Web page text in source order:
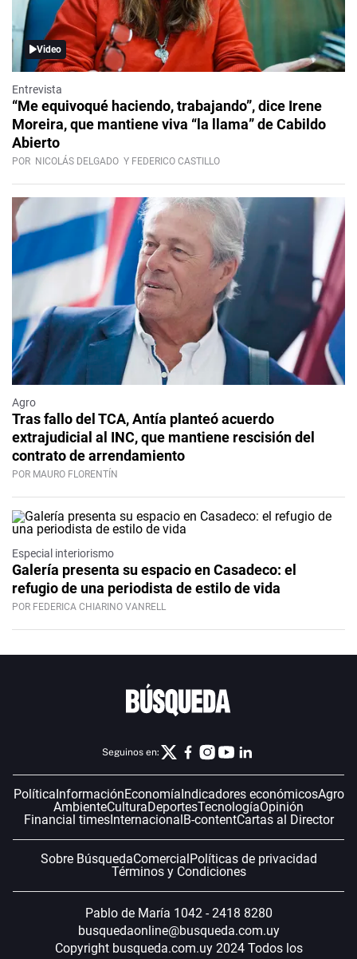
Video
Entrevista
“Me equivoqué haciendo, trabajando”, dice Irene
Moreira, que mantiene viva “la llama” de Cabildo
Abierto
POR NICOLÁS DELGADO Y FEDERICO CASTILLO
Agro
Tras fallo del TCA, Antía planteó acuerdo
extrajudicial al INC, que mantiene rescisión del
contrato de arrendamiento
POR MAURO FLORENTÍN
Especial interiorismo
Galería presenta su espacio en Casadeco: el
refugio de una periodista de estilo de vida
POR FEDERICA CHIARINO VANRELL
Seguinos en:
PolíticaInformaciónEconomíaIndicadores económicosAgro
AmbienteCulturaDeportesTecnologíaOpinión
Financial timesInternacionalB-contentCartas al Director
Sobre BúsquedaComercialPolíticas de privacidad
Términos y Condiciones
Pablo de María 1042 - 2418 8280
busquedaonline@busqueda.com.uy
Copyright busqueda.com.uy 2024 Todos los